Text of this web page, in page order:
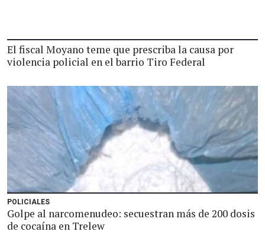
El fiscal Moyano teme que prescriba la causa por
violencia policial en el barrio Tiro Federal
POLICIALES
Golpe al narcomenudeo: secuestran más de 200 dosis
de cocaína en Trelew